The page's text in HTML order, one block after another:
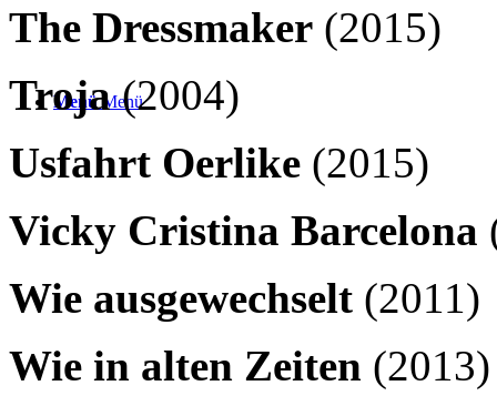
Menü Menü
The Dressmaker (2015)
Troja(2004)
Usfahrt Oerlike (2015)
Vicky Cristina Barcelona
Wie ausgewechselt (2011)
Wie in alten Zeiten (2013)